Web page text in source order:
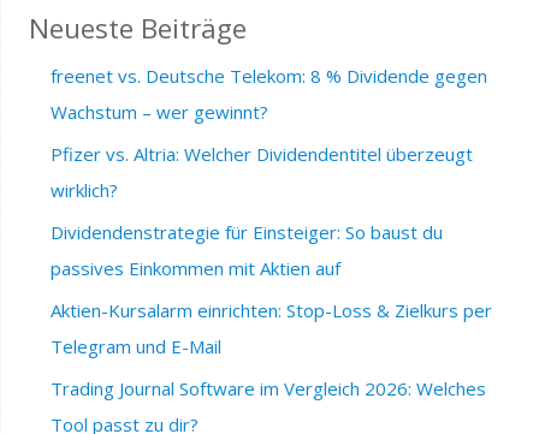
Neueste Beiträge
freenet vs. Deutsche Telekom: 8 % Dividende gegen
Wachstum – wer gewinnt?
Pfizer vs. Altria: Welcher Dividendentitel überzeugt
wirklich?
Dividendenstrategie für Einsteiger: So baust du
passives Einkommen mit Aktien auf
Aktien-Kursalarm einrichten: Stop-Loss & Zielkurs per
Telegram und E-Mail
Trading Journal Software im Vergleich 2026: Welches
Tool passt zu dir?